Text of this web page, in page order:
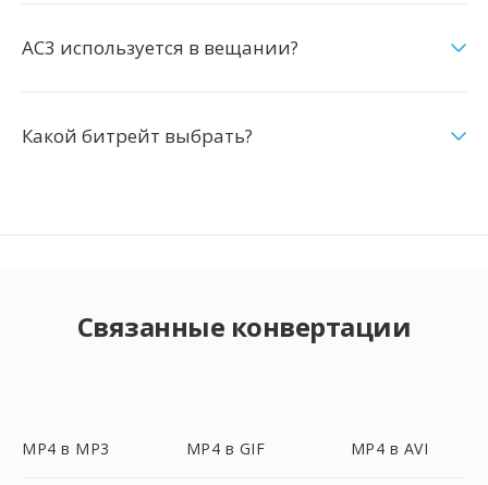
AC3 используется в вещании?
Какой битрейт выбрать?
Связанные конвертации
MP4 в MP3 MP4 в GIF MP4 в AVI